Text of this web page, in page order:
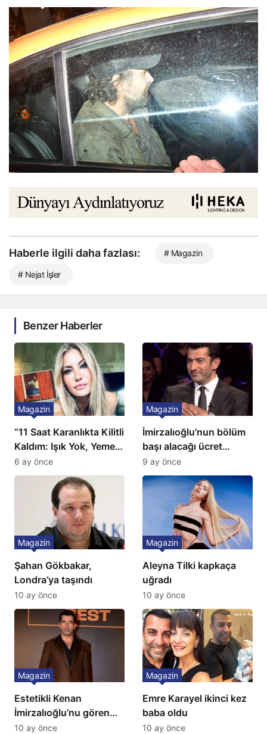
Haberle ilgili daha fazlası: # Magazin
# Nejat İşler
Benzer Haberler
“11 Saat Karanlıkta Kilitli
Kaldım: Işık Yok, Yemek
Yok, Tuvalet Yok!”
Çağla Şikel’den Şok
Magazin
6 ay önce
İmirzalıoğlu’nun bölüm
başı alacağı ücret
Türkiye’de bir ilk:
Gözünü 2 ilçeye dikti!
Magazin
9 ay önce
Şahan Gökbakar,
Londra’ya taşındı
Magazin
10 ay önce
Aleyna Tilki kapkaça
uğradı
Magazin
10 ay önce
Estetikli Kenan
İmirzalıoğlu’nu gören
tanıyamıyor: Son hali
Magazin
10 ay önce
Emre Karayel ikinci kez
baba oldu
Magazin
10 ay önce